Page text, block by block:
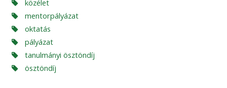
közélet
mentorpályázat
oktatás
pályázat
tanulmányi ösztöndíj
ösztöndíj